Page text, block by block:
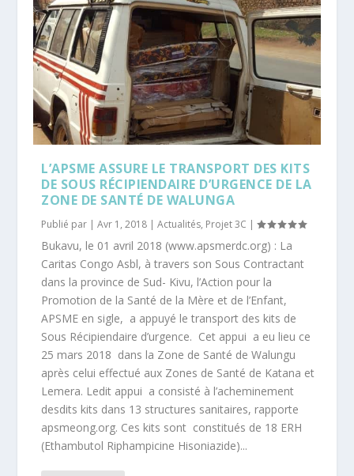
L’APSME ASSURE LE TRANSPORT DES KITS
DE SOUS RÉCIPIENDAIRE D’URGENCE DE LA
ZONE DE SANTÉ DE WALUNGA
Publié par |Avr 1, 2018 |Actualités, Projet 3C |
Bukavu, le 01 avril 2018 (www.apsmerdc.org) : La
Caritas Congo Asbl, à travers son Sous Contractant
dans la province de Sud- Kivu, l’Action pour la
Promotion de la Santé de la Mère et de l’Enfant,
APSME en sigle, a appuyé le transport des kits de
Sous Récipiendaire d’urgence. Cet appui a eu lieu ce
25 mars 2018 dans la Zone de Santé de Walungu
après celui effectué aux Zones de Santé de Katana et
Lemera. Ledit appui a consisté à l’acheminement
desdits kits dans 13 structures sanitaires, rapporte
apsmeong.org. Ces kits sont constitués de 18 ERH
(Ethambutol Riphampicine Hisoniazide)...